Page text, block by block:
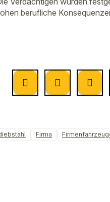
berufliche
Firma